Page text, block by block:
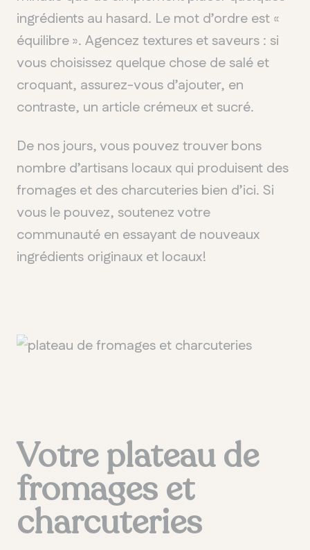
ingrédients au hasard. Le mot d’ordre est «
équilibre ». Agencez textures et saveurs : si
vous choisissez quelque chose de salé et
croquant, assurez-vous d’ajouter, en
contraste, un article crémeux et sucré.
De nos jours, vous pouvez trouver bons
nombre d’artisans locaux qui produisent des
fromages et des charcuteries bien d’ici. Si
vous le pouvez, soutenez votre
communauté en essayant de nouveaux
ingrédients originaux et locaux!
Votre plateau de
fromages et
charcuteries